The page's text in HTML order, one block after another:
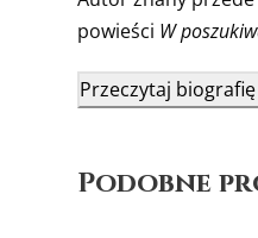
powieści W
Przeczytaj
Podobne